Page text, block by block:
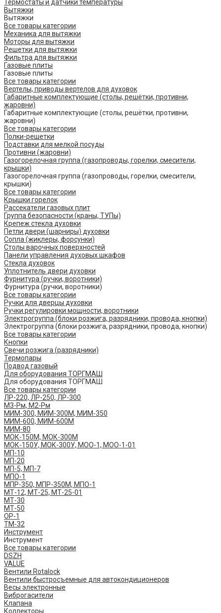
Термостаты и датчики температуры
Вытяжки
Вытяжки
Все товары категории
Механика для вытяжки
Моторы для вытяжки
Решетки для вытяжки
Фильтра для вытяжки
Газовые плиты
Газовые плиты
Все товары категории
Вертелы, приводы вертелов для духовок
Габаритные комплектующие (столы, решётки, противни,
жаровни)
Габаритные комплектующие (столы, решётки, противни,
жаровни)
Все товары категории
Полки-решетки
Подставки для мелкой посуды
Противни (жаровни)
Газогорелочная группа (газопроводы, горелки, смесители,
крышки)
Газогорелочная группа (газопроводы, горелки, смесители,
крышки)
Все товары категории
Крышки горелок
Рассекатели газовых плит
Группа безопасности (краны, ТУПы)
Крепеж стекла духовки
Петли двери (шарниры) духовки
Сопла (жиклеры, форсунки)
Столы варочных поверхностей
Панели управления духовых шкафов
Стекла духовок
Уплотнитель двери духовки
Фурнитура (ручки, воротники)
Фурнитура (ручки, воротники)
Все товары категории
Ручки для дверцы духовки
Ручки регулировки мощности, воротники
Электрогруппа (блоки розжига, разрядники, провода, кнопки)
Электрогруппа (блоки розжига, разрядники, провода, кнопки)
Все товары категории
Кнопки
Свечи розжига (разрядники)
Термопары
Подвод газовый
Для оборудования ТОРГМАШ
Для оборудования ТОРГМАШ
Все товары категории
ЛР-220, ЛР-250, ЛР-300
М3-Рм, М2-Рм
МИМ-300, МИМ-300М, МИМ-350
МИМ-600, МИМ-600М
МИМ-80
МОК-150М, МОК-300М
МОК-150У, МОК-300У, МОО-1, МОО-1-01
МП-10
МП-20
МП-5, МП-7
МПО-1
МПР-350, МПР-350М, МПО-1
МТ-12, МТ-25, МТ-25-01
МТ-30
МТ-50
ОР-1
ТМ-32
Инструмент
Инструмент
Все товары категории
DSZH
VALUE
Вентили Rotalock
Вентили быстросъемные для автокондиционеров
Весы электронные
Виброгасители
Клапана
Коллекторы